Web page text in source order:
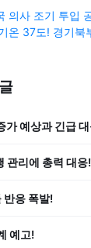
의사 조기 투입
온 37도! 경기북
가 예상과 긴급
관리에 총력 대응!
반응 폭발!
예고!